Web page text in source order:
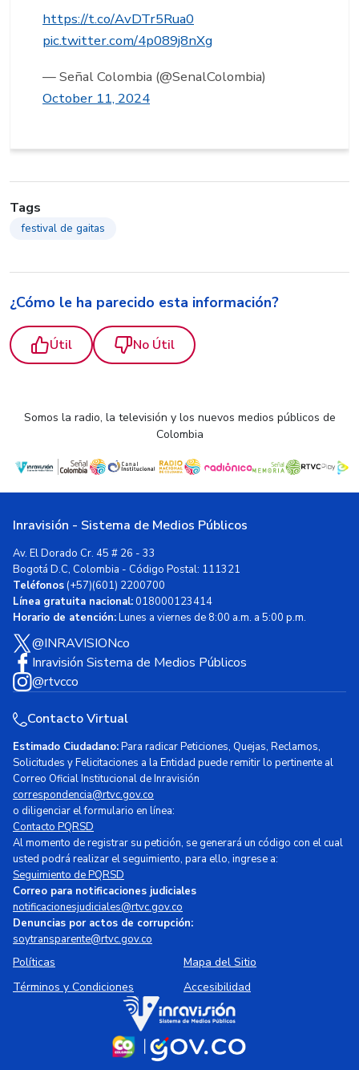
https://t.co/AvDTr5Rua0
pic.twitter.com/4p089j8nXg
— Señal Colombia (@SenalColombia)
October 11, 2024
Tags
festival de gaitas
¿Cómo le ha parecido esta información?
Útil No Útil
Somos la radio, la televisión y los nuevos medios públicos de
Colombia
Inravisión - Sistema de Medios Públicos
Av. El Dorado Cr. 45 # 26 - 33
Bogotá D.C, Colombia - Código Postal: 111321
Teléfonos(+57)(601) 2200700
Línea gratuita nacional:018000123414
Horario de atención:Lunes a viernes de 8:00 a.m. a 5:00 p.m.
@INRAVISIONco
Inravisión Sistema de Medios Públicos
@rtvcco
Contacto Virtual
Estimado Ciudadano:Para radicar Peticiones, Quejas, Reclamos,
Solicitudes y Felicitaciones a la Entidad puede remitir lo pertinente al
Correo Oficial Institucional de Inravisión
correspondencia@rtvc.gov.co
o diligenciar el formulario en línea:
Contacto PQRSD
Al momento de registrar su petición, se generará un código con el cual
usted podrá realizar el seguimiento, para ello, ingrese a:
Seguimiento de PQRSD
Correo para notificaciones judiciales
notificacionesjudiciales@rtvc.gov.co
Denuncias por actos de corrupción:
soytransparente@rtvc.gov.co
Políticas
Mapa del Sitio
Términos y Condiciones
Accesibilidad